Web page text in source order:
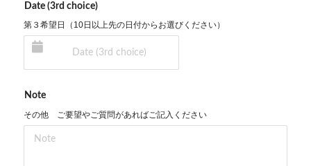
Date (3rd choice)
第３希望日（10日以上先の日付からお選びください）
Note
その他 ご要望やご質問があればご記入ください